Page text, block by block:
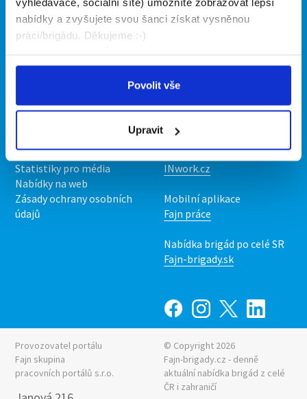
nabídky a zvyšujete svou šanci získat vysněnou
práci/brigádu. Děkujeme :-)
Povolit vše
Upravit
Hledané brigády
Ceník
Kontakt
Upravit předvolby cookies
Statistiky pro média
Nabídky na web
Zásady ochrany osobních
údajů
Naše další projekty
Mobilní aplikace
Nabídka práce z celé ČR
INwork.cz
Mobilní aplikace
Fajn práce
Nabídka brigád po celé SR
Fajn-brigady.sk
Provozovatel portálu
Fajn skupina
pracovních portálů s.r.o.
© Copyright 2026
Fajn-brigady.cz - denně
aktuální nabídka brigád z celé
ČR i zahraničí